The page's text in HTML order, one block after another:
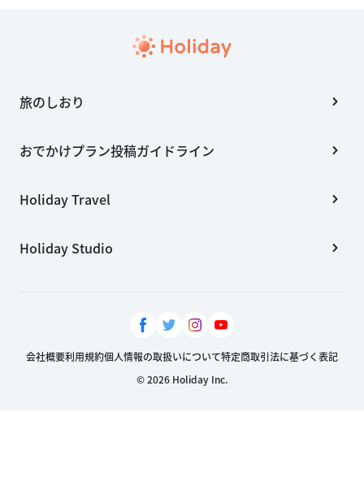
旅のしおり
おでかけプラン投稿ガイドライン
Holiday Travel
Holiday Studio
会社概要利用規約個人情報の取扱いについて特定商取引法に基づく表記
© 2026 Holiday Inc.